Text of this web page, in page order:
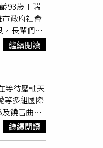
93歲丁瑞
政府社會
長輩們的
輩們的服
樂。不老長
提供）下
為長輩加
最新公
繼續閱讀
等待壓軸天
等多組國際
饒舌曲風
穩定的舞
印尼搖滾天
繼續閱讀